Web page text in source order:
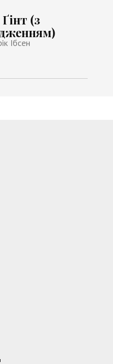
(з
Ібсен